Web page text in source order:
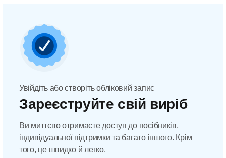
Увійдіть або створіть обліковий запис
Зареєструйте свій виріб
Ви миттєво отримаєте доступ до посібників,
індивідуальної підтримки та багато іншого. Крім
того, це швидко й легко.